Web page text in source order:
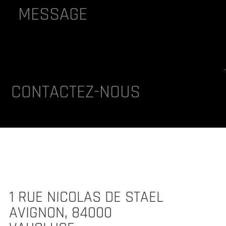
CONTACTEZ-NOUS
1 RUE NICOLAS DE STAEL
AVIGNON, 84000